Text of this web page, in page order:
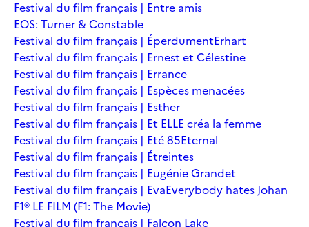
Festival du film français | Entre amis
EOS: Turner & Constable
Festival du film français | ÉperdumentErhart
Festival du film français | Ernest et Célestine
Festival du film français | Errance
Festival du film français | Espèces menacées
Festival du film français | Esther
Festival du film français | Et ELLE créa la femme
Festival du film français | Eté 85Eternal
Festival du film français | Étreintes
Festival du film français | Eugénie Grandet
Festival du film français | EvaEverybody hates Johan
F1® LE FILM (F1: The Movie)
Festival du film français | Falcon Lake